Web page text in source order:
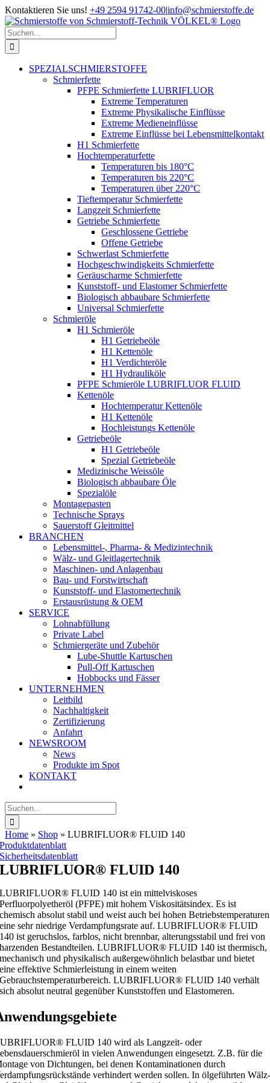
Zum
Inhalt
springen
Kontaktieren Sie uns! +49 2594 91742-00|info@schmierstoffe.de
Suche
nach:
SPEZIALSCHMIERSTOFFE
Schmierfette
PFPE Schmierfette LUBRIFLUOR
Extreme Temperaturen
Extreme Physikalische Einflüsse
Extreme Medieneinflüsse
Extreme Einflüsse bei Lebensmittelkontakt
H1 Schmierfette
Hochtemperaturfette
Temperaturen bis 180°C
Temperaturen bis 220°C
Temperaturen über 220°C
Tieftemperatur Schmierfette
Langzeit Schmierfette
Getriebe Schmierfette
Geschlossene Getriebe
Offene Getriebe
Schwerlast Schmierfette
Hochgeschwindigkeits Schmierfette
Geräuscharme Schmierfette
Kunststoff- und Elastomer Schmierfette
Biologisch abbaubare Schmierfette
Universal Schmierfette
Schmieröle
H1 Schmieröle
H1 Getriebeöle
H1 Kettenöle
H1 Verdichteröle
H1 Hydrauliköle
PFPE Schmieröle LUBRIFLUOR FLUID
Kettenöle
Hochtemperatur Kettenöle
H1 Kettenöle
Hochleistungs Kettenöle
Getriebeöle
H1 Getriebeöle
Spezial Getriebeöle
Medizinische Weissöle
Biologisch abbaubare Öle
Spezialöle
Montagepasten
Technische Sprays
Sauerstoff Gleitmittel
BRANCHEN
Lebensmittel-, Pharma- & Medizintechnik
Wälz- und Gleitlagertechnik
Maschinen- und Anlagenbau
Bau- und Forstwirtschaft
Kunststoff- und Elastomertechnik
Erstausrüstung & OEM
SERVICE
Lohnabfüllung
Private Label
Schmiergeräte und Zubehör
Lube-Shuttle Kartuschen
Pull-Off Kartuschen
Hobbocks und Fässer
UNTERNEHMEN
Leitbild
Nachhaltigkeit
Zertifizierung
Anfahrt
NEWSROOM
News
Produkte im Spot
KONTAKT
Suche
nach:
Home » Shop » LUBRIFLUOR® FLUID 140
Produktdatenblatt
Sicherheitsdatenblatt
LUBRIFLUOR® FLUID 140
LUBRIFLUOR® FLUID 140 ist ein mittelviskoses
Perfluorpolyetheröl (PFPE) mit hohem Viskositätsindex. Es ist
chemisch absolut stabil und weist auch bei hohen Betriebstemperaturen
eine sehr niedrige Verdampfungsrate auf. LUBRIFLUOR® FLUID
140 ist geruchslos, farblos, nicht brennbar, alterungsstabil und frei von
harzenden Bestandteilen. LUBRIFLUOR® FLUID 140 ist thermisch,
mechanisch und physikalisch außergewöhnlich belastbar und bietet
eine effektive Schmierleistung in einem weiten
Gebrauchstemperaturbereich. LUBRIFLUOR® FLUID 140 verhält
sich absolut neutral gegenüber Kunststoffen und Elastomeren.
FLUID 140 wird als Langzeit- oder
in vielen Anwendungen eingesetzt. Z.B. für die
von Dichtungen, bei denen Kontaminationen durch
verhindert werden sollen. In ölgeführten